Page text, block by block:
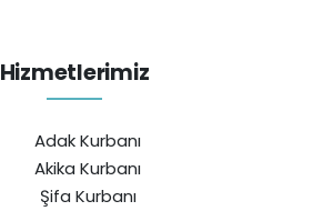
Hizmetlerimiz
Adak Kurbanı
Akika Kurbanı
Şifa Kurbanı